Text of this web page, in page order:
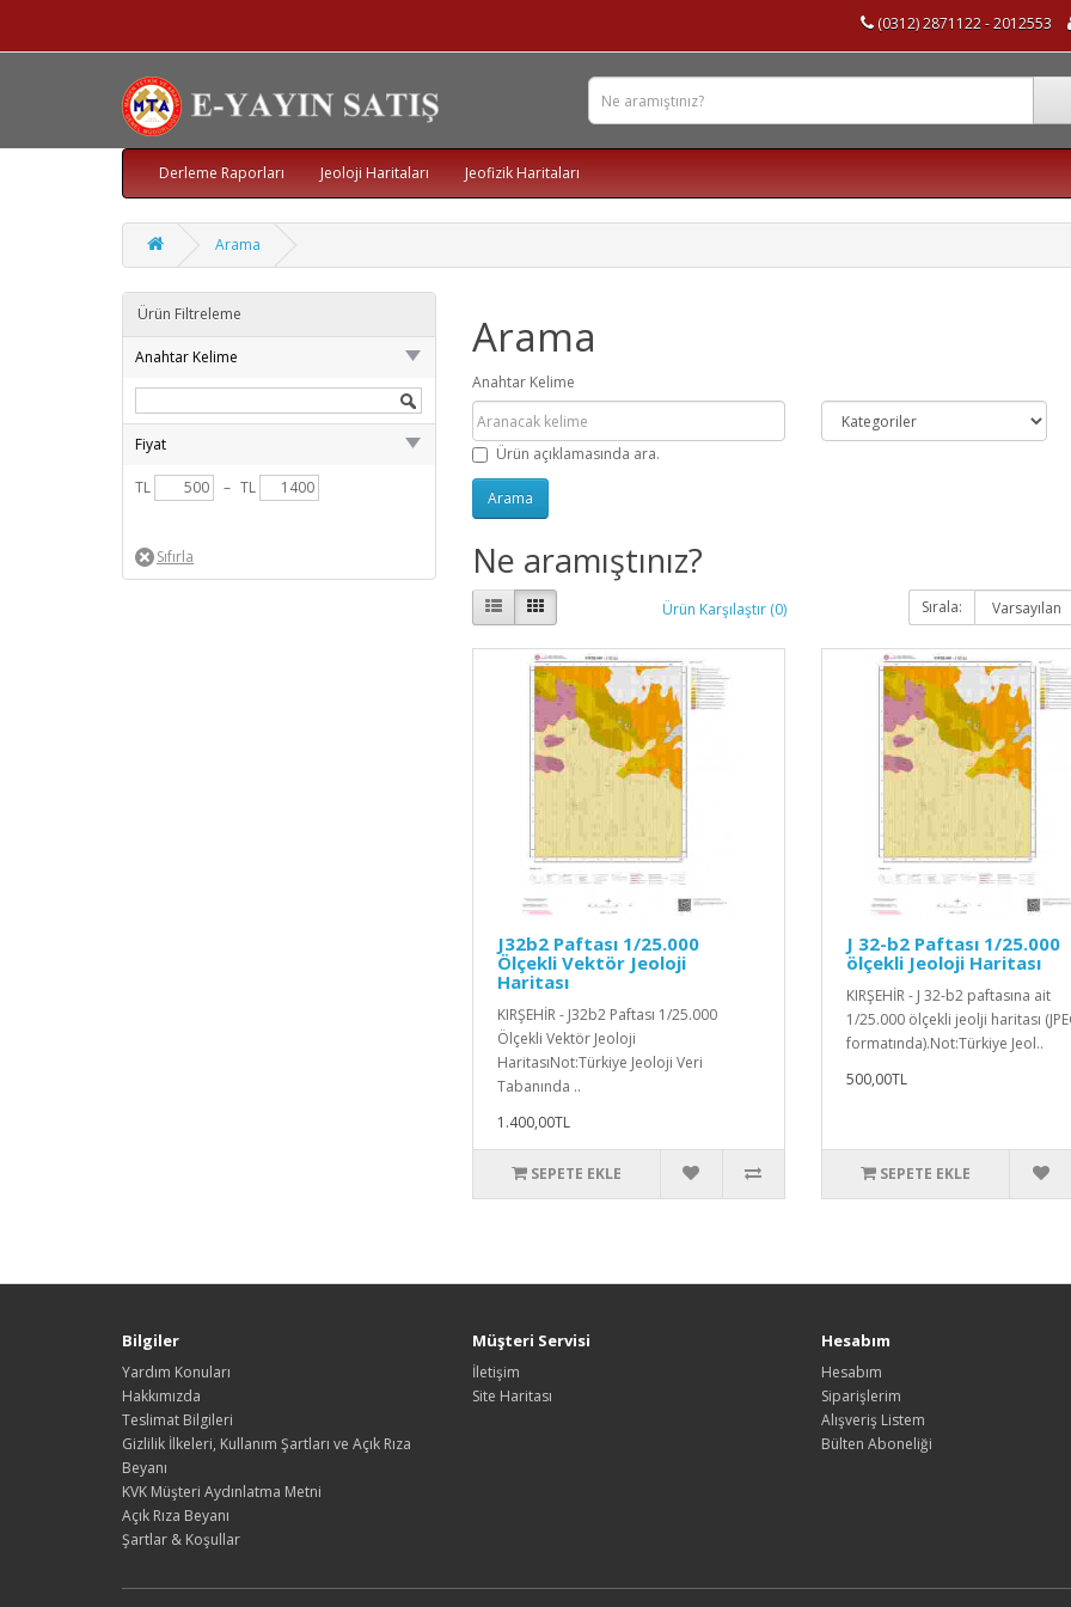
(0312) 2871122 - 2012553
Derleme Raporları Jeoloji Haritaları Jeofizik Haritaları
Arama
Ürün Filtreleme
Anahtar Kelime
Fiyat
TL – TL
Arama
Anahtar Kelime
Ürün açıklamasında ara.
Ne aramıştınız?
Ürün Karşılaştır (0) Sırala:
J32b2 Paftası 1/25.000
Ölçekli Vektör Jeoloji
Haritası
KIRŞEHİR - J32b2 Paftası 1/25.000
Ölçekli Vektör Jeoloji
HaritasıNot:Türkiye Jeoloji Veri
Tabanında ..
1.400,00TL
SEPETE EKLE
J 32-b2 Paftası 1/25.000
ölçekli Jeoloji Haritası
KIRŞEHİR - J 32-b2 paftasına ait
1/25.000 ölçekli jeolji haritası
formatında).Not:Türkiye Jeol..
500,00TL
SEPETE EKLE
Bilgiler
Yardım Konuları
Hakkımızda
Teslimat Bilgileri
Gizlilik İlkeleri, Kullanım Şartları ve Açık Rıza
Beyanı
KVK Müşteri Aydınlatma Metni
Açık Rıza Beyanı
Şartlar & Koşullar
Müşteri Servisi
İletişim
Site Haritası
Hesabım
Hesabım
Siparişlerim
Alışveriş Listem
Bülten Aboneliği